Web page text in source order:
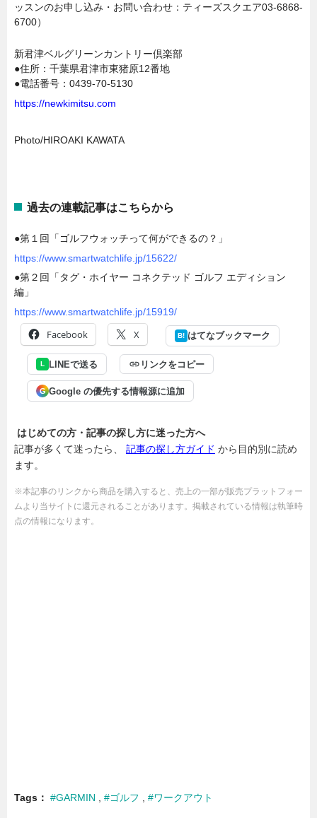
ッスンのお申し込み・お問い合わせ：ティーズスクエア03-6868-
6700）
新君津ベルグリーンカントリー倶楽部
●住所：千葉県君津市東猪原12番地
●電話番号：0439-70-5130
https://newkimitsu.com
Photo/HIROAKI KAWATA
過去の連載記事はこちらから
●第１回「ゴルフウォッチって何ができるの？」
https://www.smartwatchlife.jp/15622/
●第２回「タグ・ホイヤー コネクテッド ゴルフ エディション
編」
https://www.smartwatchlife.jp/15919/
Facebook X B! はてなブックマーク
L LINEで送る リンクをコピー
G Google の優先する情報源に追加
はじめての方・記事の探し方に迷った方へ
記事が多くて迷ったら、 記事の探し方ガイド から目的別に読め
ます。
※本記事のリンクから商品を購入すると、売上の一部が販売プラットフォー
ムより当サイトに還元されることがあります。掲載されている情報は執筆時
点の情報になります。
Tags #GARMIN #ゴルフ #ワークアウト